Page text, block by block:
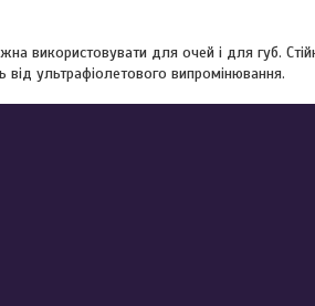
використовувати для очей і для губ.
ультрафіолетового випромінювання.